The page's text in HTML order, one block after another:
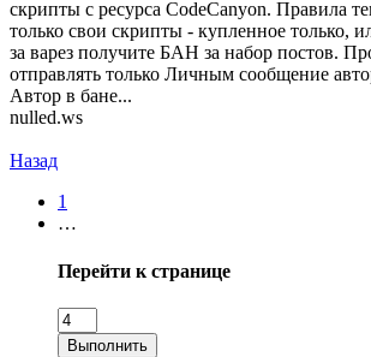
скрипты с ресурса CodeCanyon. Правила
только свои скрипты - купленное только,
за варез получите БАН за набор постов.
отправлять только Личным сообщение
Автор в бане...
nulled.ws
Назад
1
…
Перейти к странице
Выполнить